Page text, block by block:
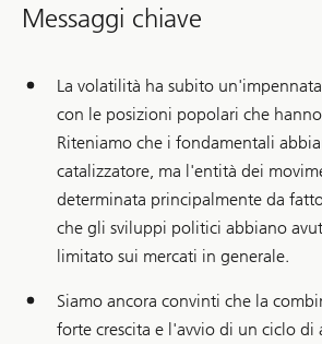
Messaggi chiave
La volatilità ha subito
con le posizioni popolari che
Riteniamo che i fondamentali
catalizzatore, ma l'entità dei
determinata principalmente da
che gli sviluppi politici abbiano
limitato sui mercati in generale.
Siamo ancora convinti che la
forte crescita e l'avvio di un ciclo di